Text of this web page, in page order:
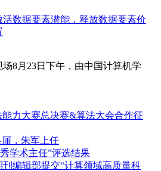
数据要素潜能，释放数据要素价
8月23日下午，由中国计算机学
能力大赛总决赛&算法大会合作征
，朱军上任
学术主任”评选结果
编辑部提交“计算领域高质量科